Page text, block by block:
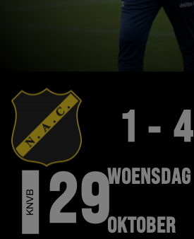
K
N
V
B
B
E
K
E R29WOENSDAG
OKTOBER
1 - 4